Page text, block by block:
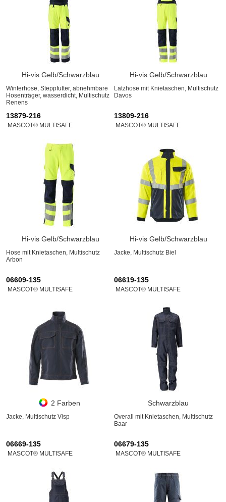
Hi-vis Gelb/Schwarzblau
Winterhose, Steppfutter, abnehmbare
Hosenträger, wasserdicht, Multischutz
Renens
Hi-vis Gelb/Schwarzblau
Latzhose mit Knietaschen, Multischutz
Davos
13879-216
MASCOT® MULTISAFE
Hi-vis Gelb/Schwarzblau
Hose mit Knietaschen, Multischutz
Arbon
13809-216
MASCOT® MULTISAFE
Hi-vis Gelb/Schwarzblau
Jacke, Multischutz Biel
06609-135
MASCOT® MULTISAFE
2 Farben
Jacke, Multischutz Visp
06619-135
MASCOT® MULTISAFE
Schwarzblau
Overall mit Knietaschen, Multischutz
Baar
06669-135
MASCOT® MULTISAFE
06679-135
MASCOT® MULTISAFE